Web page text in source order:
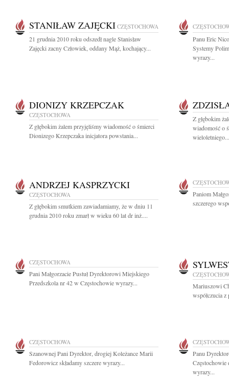
STANIŁAW ZAJĘCKI CZĘSTOCHOWA
21 grudnia 2010 roku odszedł nagle Stanisław
Zajęcki zacny Człowiek, oddany Mąż, kochający...
Panu Eric
Systemy
wyrazy...
DIONIZY KRZEPCZAK
CZĘSTOCHOWA
Z głębokim żalem przyjęliśmy wiadomość o śmierci
Dionizego Krzepczaka inicjatora powstania...
Z głębokim
wiadomość o
wieloletniego...
ANDRZEJ KASPRZYCKI
CZĘSTOCHOWA
Z głębokim smutkiem zawiadamiamy, że w dniu 11
grudnia 2010 roku zmarł w wieku 60 lat dr inż....
Paniom
szczerego
CZĘSTOCHOWA
Pani Małgorzacie Pustuł Dyrektorowi Miejskiego
Przedszkola nr 42 w Częstochowie wyrazy...
Mariuszowi
współczucia
CZĘSTOCHOWA
Szanownej Pani Dyrektor, drogiej Koleżance Marii
Fedorowicz składamy szczere wyrazy...
Panu
Częstochowie
wyrazy...